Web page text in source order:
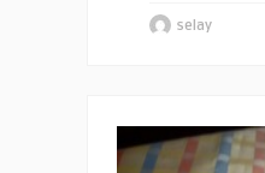
selay